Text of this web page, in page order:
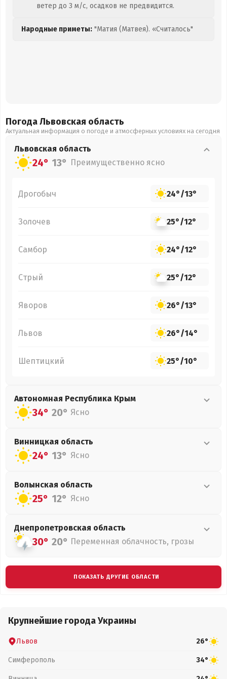
ветер до 3 м/с, осадков не предвидится.
Народные приметы: "Матия (Матвея). «Считалось"
Погода Львовская область
Актуальная информация о погоде и атмосферных условиях на сегодня
Львовская область
24° 13° Преимущественно ясно
Дрогобыч 24°/13°
Золочев 25°/12°
Самбор 24°/12°
Стрый 25°/12°
Яворов 26°/13°
Львов 26°/14°
Шептицкий 25°/10°
Автономная Республика Крым
34° 20° Ясно
Винницкая область
24° 13° Ясно
Волынская область
25° 12° Ясно
Днепропетровская область
30° 20° Переменная облачность, грозы
ПОКАЗАТЬ ДРУГИЕ ОБЛАСТИ
Крупнейшие города Украины
Львов 26°
Симферополь 34°